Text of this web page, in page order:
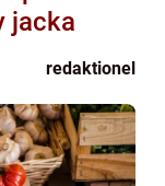
jacka
redaktionel